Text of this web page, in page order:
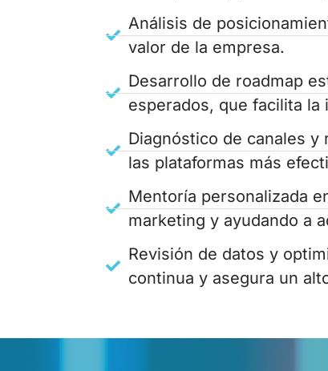
Análisis de
valor de la empresa.
Desarrollo de roadmap
esperados, que facilita
Diagnóstico de canales
las plataformas más
Mentoría personalizada
marketing y ayudando a
Revisión de datos y
continua y asegura un